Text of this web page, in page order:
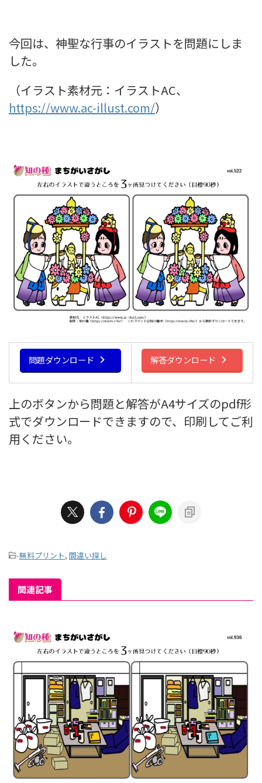
今回は、神聖な行事のイラストを問題にしま
した。
（イラスト素材元：イラストAC、
https://www.ac-illust.com/）
問題ダウンロード 解答ダウンロード
上のボタンから問題と解答がA4サイズのpdf形
式でダウンロードできますので、印刷してご利
用ください。
-無料プリント, 間違い探し
関連記事